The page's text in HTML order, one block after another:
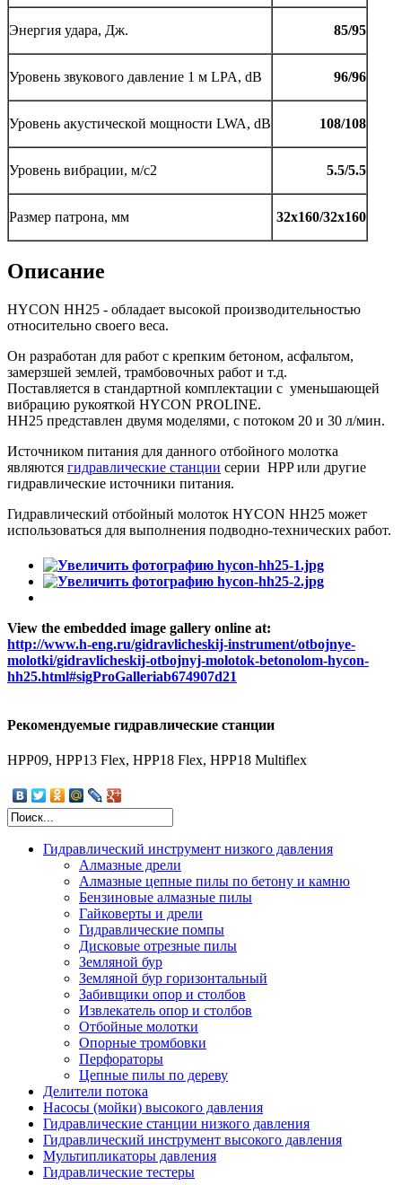
Энергия удара, Дж. 85/95
Уровень звукового давление 1 м LPA, dB 96/96
Уровень акустической мощности LWA, dB 108/108
Уровень вибрации, м/с2 5.5/5.5
Размер патрона, мм 32x160/32x160
Описание
HYCON HH25 - обладает высокой производительностью
относительно своего веса.
Он разработан для работ с крепким бетоном, асфальтом,
замерзшей землей, трамбовочных работ и т.д.
Поставляется в стандартной комплектации с уменьшающей
вибрацию рукояткой HYCON PROLINE.
HH25 представлен двумя моделями, с потоком 20 и 30 л/мин.
Источником питания для данного отбойного молотка
являются гидравлические станции серии HPP или другие
гидравлические источники питания.
Гидравлический отбойный молоток HYCON HH25 может
использоваться для выполнения подводно-технических работ.
View the embedded image gallery online at:
http://www.h-eng.ru/gidravlicheskij-instrument/otbojnye-
molotki/gidravlicheskij-otbojnyj-molotok-betonolom-hycon-
hh25.html#sigProGalleriab674907d21
Рекомендуемые гидравлические станции
HPP09, HPP13 Flex, HPP18 Flex, HPP18 Multiflex
Гидравлический инструмент низкого давления
Алмазные дрели
Алмазные цепные пилы по бетону и камню
Бензиновые алмазные пилы
Гайковерты и дрели
Гидравлические помпы
Шламовые помпы
Помпы для воды
Помпы осевые высокопроизводительные
Помпы для добычи песка и
дноуглубительных работ
Помпы для откачки нефтешлама
Дисковые отрезные пилы
Земляной бур
Земляной бур горизонтальный
Забивщики опор и столбов
Извлекатель опор и столбов
Отбойные молотки
Опорные тромбовки
Перфораторы
Цепные пилы по дереву
Делители потока
Насосы (мойки) высокого давления
Гидравлические станции низкого давления
Станции с дизельным приводом
Станции с бензиновым приводом
Станции с электрическим приводом
Гидравлический инструмент высокого давления
SPX POWER TEAM
Мультипликаторы давления
Scanwill
Гидравлические тестеры